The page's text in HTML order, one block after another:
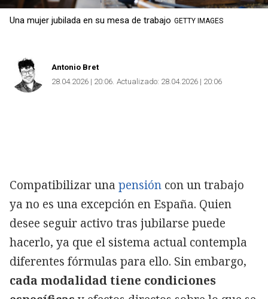
Una mujer jubilada en su mesa de trabajo GETTY IMAGES
Antonio Bret
28.04.2026 | 20:06 Actualizado: 28.04.2026 | 20:06
Compatibilizar una pensión con un trabajo
ya no es una excepción en España. Quien
desee seguir activo tras jubilarse puede
hacerlo, ya que el sistema actual contempla
diferentes fórmulas para ello. Sin embargo,
cada modalidad tiene condiciones